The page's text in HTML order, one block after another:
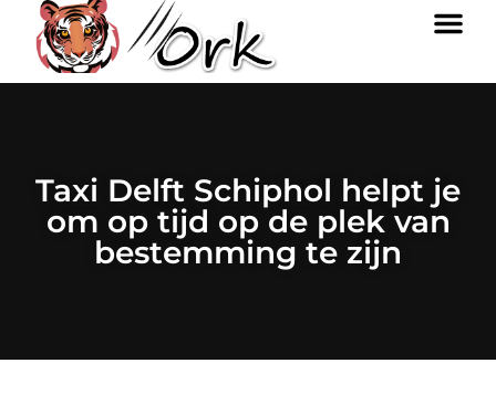
Taxi Delft Schiphol helpt je
om op tijd op de plek van
bestemming te zijn